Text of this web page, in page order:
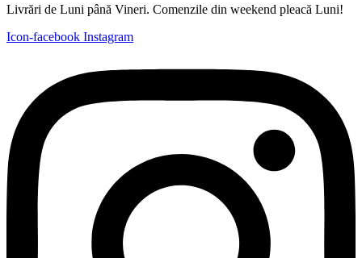
Livrări de Luni până Vineri. Comenzile din weekend pleacă Luni!
Icon-facebook Instagram